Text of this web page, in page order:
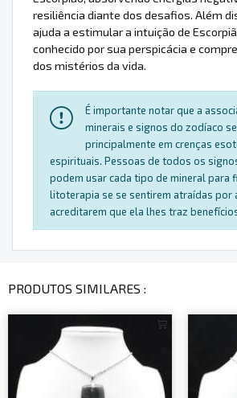
resiliência diante dos desafios. Além
ajuda a estimular a intuição de
conhecido por sua perspicácia e
dos mistérios da vida.
É importante notar que a
minerais e signos do zodíaco
principalmente em crenças
espirituais. Pessoas de todos os
podem usar cada tipo de mineral para
litoterapia se se sentirem atraídas por
acreditarem que ela lhes traz
PRODUTOS SIMILARES :